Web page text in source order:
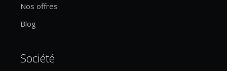
Nos offres
Blog
Société